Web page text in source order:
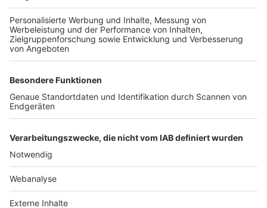
TOP-PARTNER
Nutzungsbedingungen Datenschutz Impressum